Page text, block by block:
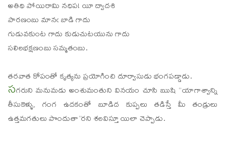
అతిథి పోయిరామి నధిప! యీ ద్వాదశి
పారణంబు మానఁ బాడి గాదు
గుడువకుంట గాదు కుడుచుటయును గాదు
సలిలభక్షణంబు సమ్మతంబు.
తరవాత కోపంతో కృత్యను ప్రయోగించి దూర్వాసుడు భంగపడ్డాడు.
సగరుని మనుమడు అంశుమంతుని వినయం చూసి ఋషి “యాగాశ్వాన్ని
తీసుకెళ్ళు, గంగ ఉదకంతో బూడిద కుప్పలు తడిస్తే మీ తండ్రులు
ఉత్తమగతులు పొందుతా”రని శలవిస్తూ యిలా చెప్పాడు.